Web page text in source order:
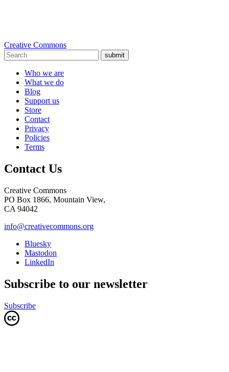
Creative Commons
submit
Who we are
What we do
Blog
Support us
Store
Contact
Privacy
Policies
Terms
Contact Us
Creative Commons
PO Box 1866, Mountain View,
CA 94042
info@creativecommons.org
Bluesky
Mastodon
LinkedIn
Subscribe to our newsletter
Subscribe